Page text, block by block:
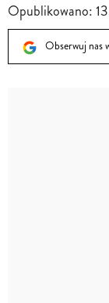
Opublikowano:
Obserwuj nas